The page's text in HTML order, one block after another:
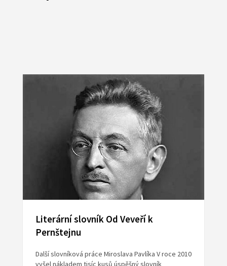
Literární slovník Od Veveří k
Pernštejnu
Další slovníková práce Miroslava Pavlíka V roce 2010
vyšel nákladem tisíc kusů úspěšný slovník